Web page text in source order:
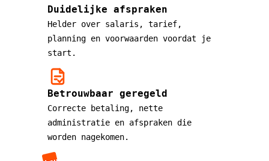
Duidelijke afspraken
Helder over salaris, tarief,
planning en voorwaarden voordat je
start.
Betrouwbaar geregeld
Correcte betaling, nette
administratie en afspraken die
worden nagekomen.